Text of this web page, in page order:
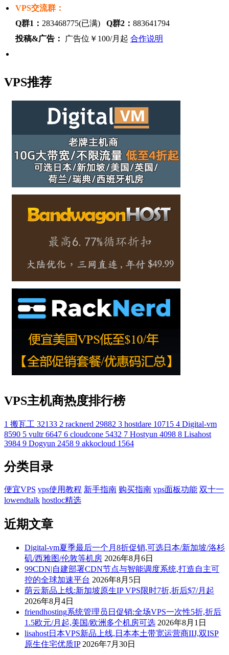
VPS交流群：
Q群1： 283468775(已满) Q群2： 883641794
投稿&广告：
广告位￥100/月起 合作说明
VPS推荐
VPS主机商热度排行榜
1 搬瓦工 32133 2 racknerd 29882 3 hostdare 10715 4 Digital-vm
8590 5 vultr 6647 6 cloudcone 5432 7 Hostyun 4098 8 Lisahost
3984 9 Dogyun 2458 9 akkocloud 1564
分类目录
便宜VPS vps使用教程 新手指南 购买指南 vps面板功能 双十一
lowendtalk hostloc精选
近期文章
Digital-vm夏季最后一个月8折促销,可选日本/新加坡/洛杉
矶/西雅图/伦敦等机房 2026年8月6日
99CDN|自建部署CDN节点与智能调度系统,打造自主可
控的全球加速平台 2026年8月5日
荫云新品上线:新加坡原生IP VPS限时7折,折后$7/月起
2026年8月4日
friendhosting系统管理员日促销:全场VPS一次性5折,折后
1.5欧元/月起,美国/欧洲多个机房可选 2026年8月1日
lisahost日本VPS新品上线,日本本土带宽运营商IIJ,双ISP
原生住宅优质IP 2026年7月30日